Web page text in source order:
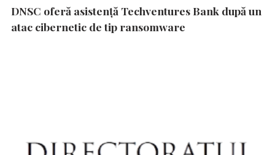
DNSC oferă asistență Techventures Bank după un
atac cibernetic de tip ransomware